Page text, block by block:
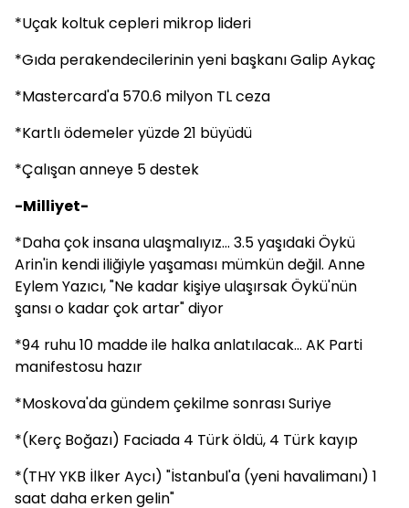
*Uçak koltuk cepleri mikrop lideri
*Gıda perakendecilerinin yeni başkanı Galip Aykaç
*Mastercard'a 570.6 milyon TL ceza
*Kartlı ödemeler yüzde 21 büyüdü
*Çalışan anneye 5 destek
-Milliyet-
*Daha çok insana ulaşmalıyız... 3.5 yaşıdaki Öykü
Arin'in kendi iliğiyle yaşaması mümkün değil. Anne
Eylem Yazıcı, "Ne kadar kişiye ulaşırsak Öykü'nün
şansı o kadar çok artar" diyor
*94 ruhu 10 madde ile halka anlatılacak... AK Parti
manifestosu hazır
*Moskova'da gündem çekilme sonrası Suriye
*(Kerç Boğazı) Faciada 4 Türk öldü, 4 Türk kayıp
*(THY YKB İlker Aycı) "İstanbul'a (yeni havalimanı) 1
saat daha erken gelin"